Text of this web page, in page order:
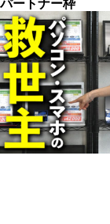
パートナー枠